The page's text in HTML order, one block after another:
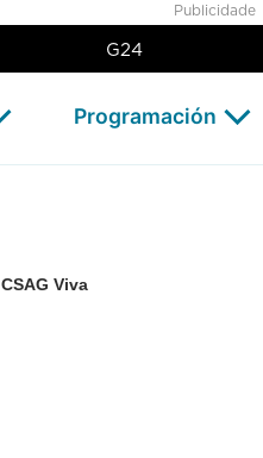
Publicidade
G24
Programación
CSAG Viva